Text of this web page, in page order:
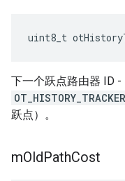
uint8_t
下一个跃点路由器 ID -
跃点）。
mOldPathCost